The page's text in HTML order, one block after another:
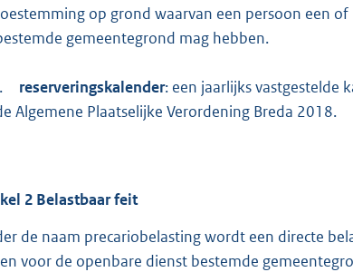
op grond waarvan een persoon een
gemeentegrond mag hebben.
reserveringskalender: een jaarlijks vastgestelde
Algemene Plaatselijke Verordening Breda 2018.
2 Belastbaar feit
de naam precariobelasting wordt een directe
voor de openbare dienst bestemde